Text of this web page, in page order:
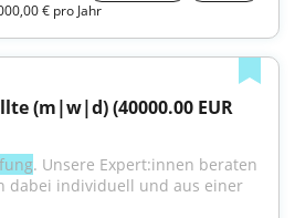
€ pro Jahr
(m|w|d) (40000.00 EUR
. Unsere Expert:innen beraten
dabei individuell und aus einer